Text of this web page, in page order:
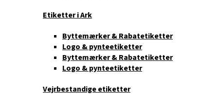
Etiketter i Ark
Byttemærker & Rabatetiketter
Logo & pynteetiketter
Byttemærker & Rabatetiketter
Logo & pynteetiketter
Vejrbestandige etiketter